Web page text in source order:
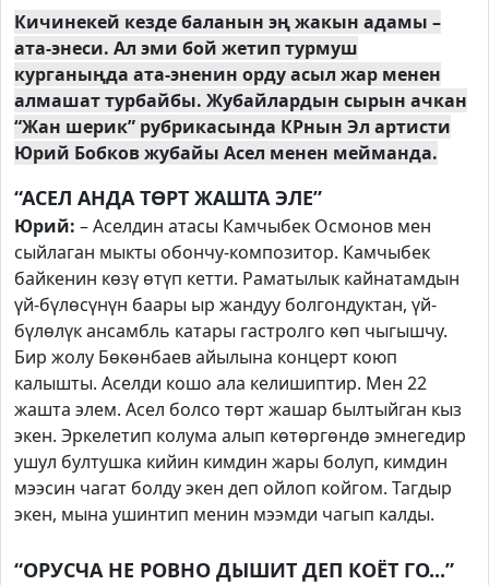
Кичинекей кезде баланын эң жакын адамы –
ата-энеси. Ал эми бой жетип турмуш
курганыңда ата-эненин орду асыл жар менен
алмашат турбайбы. Жубайлардын сырын ачкан
“Жан шерик” рубрикасында КРнын Эл артисти
Юрий Бобков жубайы Асел менен мейманда.
“АСЕЛ АНДА ТӨРТ ЖАШТА ЭЛЕ”
Юрий: – Аселдин атасы Камчыбек Осмонов мен
сыйлаган мыкты обончу-композитор. Камчыбек
байкенин көзү өтүп кетти. Раматылык кайнатамдын
үй-бүлөсүнүн баары ыр жандуу болгондуктан, үй-
бүлөлүк ансамбль катары гастролго көп чыгышчу.
Бир жолу Бөкөнбаев айылына концерт коюп
калышты. Аселди кошо ала келишиптир. Мен 22
жашта элем. Асел болсо төрт жашар былтыйган кыз
экен. Эркелетип колума алып көтөргөндө эмнегедир
ушул бултушка кийин кимдин жары болуп, кимдин
мээсин чагат болду экен деп ойлоп койгом. Тагдыр
экен, мына ушинтип менин мээмди чагып калды.
“ОРУСЧА НЕ РОВНО ДЫШИТ ДЕП КОЁТ ГО...”